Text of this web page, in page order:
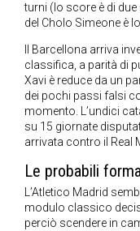
turni (lo score è di
del Cholo Simeone è
Il Barcellona arriva
classifica, a parità di
Xavi è reduce da un
dei pochi passi falsi
momento. L’undici
su 15 giornate
arrivata contro il Real
Le probabili
L’Atletico Madrid
modulo classico
perciò scendere in